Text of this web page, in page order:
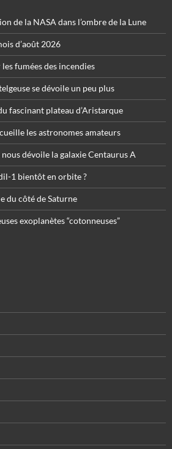
de la NASA dans l’ombre de la Lune
d’août 2026
fumées des incendies
se dévoile un peu plus
fascinant plateau d’Aristarque
les astronomes amateurs
dévoile la galaxie Centaurus A
1 bientôt en orbite ?
du côté de Saturne
exoplanètes “cotonneuses”